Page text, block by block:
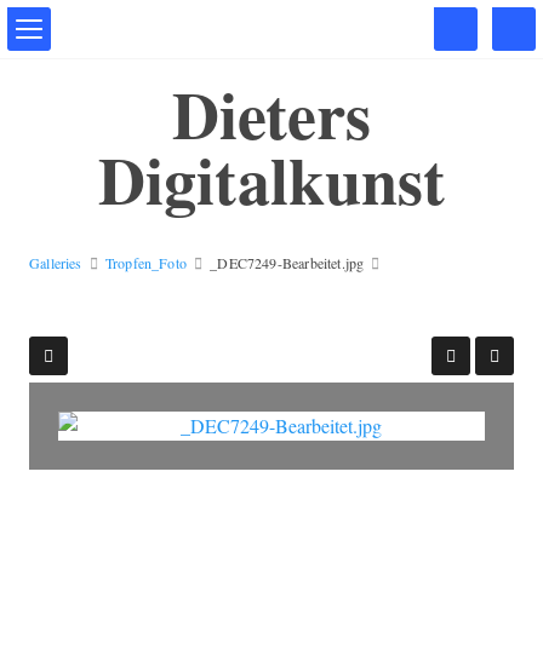
Dieters
Digitalkunst
Galleries Tropfen_Foto _DEC7249-Bearbeitet.jpg